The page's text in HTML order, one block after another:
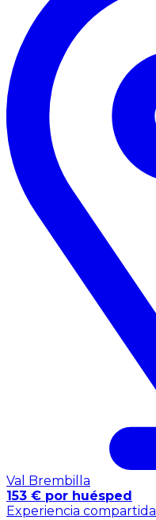
Val Brembilla
153 € por huésped
Experiencia compartida